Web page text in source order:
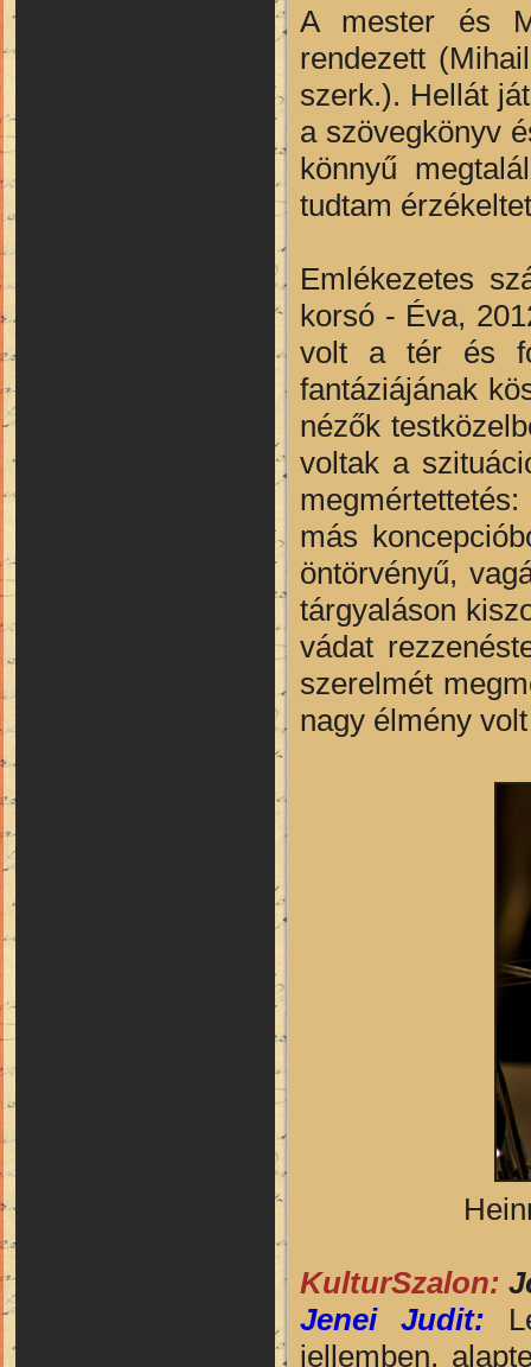
A mester és
rendezett
szerk.). Hellát
a szövegkönyv
könnyű
tudtam
Emlékezetes
korsó - Éva,
volt a tér és
fantáziájának
nézők
voltak a
más
öntörvényű,
tárgyaláson
vádat
szerelmét
nagy élmény
KulturSzalon:
Jenei Judit:
jellemben,